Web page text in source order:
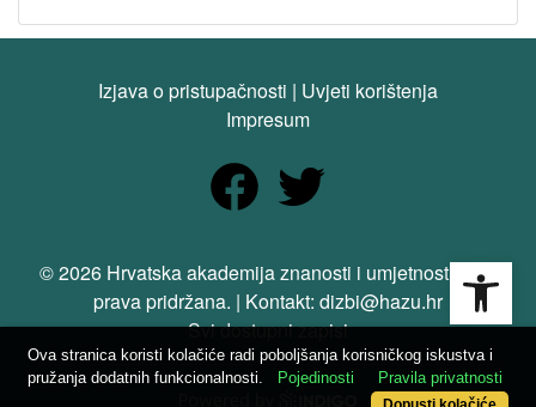
Izjava o pristupačnosti | Uvjeti korištenja
Impresum
© 2026 Hrvatska akademija znanosti i umjetnosti. Sva
prava pridržana. | Kontakt: dizbi@hazu.hr
Svi dostupni zapisi
Ova stranica koristi kolačiće radi poboljšanja korisničkog iskustva i
pružanja dodatnih funkcionalnosti.
Pojedinosti Pravila privatnosti